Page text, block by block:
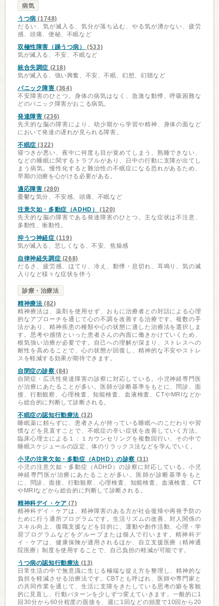
病気
うつ病 (1748)
だるい、気が滅入る、気分が落ち込む、やる気が湧かない、疲労
感、頭痛、便秘、不眠など
双極性障害（躁うつ病）
(533)
気が滅入る、不安、不眠など
統合失調症 (218)
気が滅入る、強い興奮、不安、不眠、幻想、幻聴など
パニック障害 (364)
不安障害のひとつ。身体の病気はなく、急激な動悸、呼吸困難な
どのパニック障害がおこる病気。
発達障害 (236)
先天的な脳の障害により、幼少期から学習や精神、身体の面など
において発達の遅れが見られる障害。
不眠症 (322)
寝つきが悪い、夜中に何度も目が覚めてしまう、熟睡できない、
などの睡眠に関するトラブルがあり、日中の行動に支障が出てし
まう病気。慢性化すると難治性の不眠症になる恐れがあるため、
早期の治療を心がける必要がある。
適応障害 (280)
憂鬱な気分、不安感、頭痛、不眠など
注意欠如・多動症（ADHD）
(120)
先天的な脳の障害である発達障害のひとつ。主な症状は不注意、
多動性、衝動性。
抑うつ神経症 (119)
気が滅入る、悲しくなる、不安、焦燥感
自律神経失調症 (268)
だるさ、疲労感、ほてり、冷え、動悸・息切れ、耳鳴り、気の滅
入りなど様々な症状を伴う
診療・治療法
精神療法 (82)
精神療法は、薬剤を使用せず、おもに治療者との対話による心理
的なアプローチを通じて心の不調を改善する治療です。複数の手
法があり、精神疾患の種類や心の状態に適した治療法を選択しま
す。思考や感情といった患者さんの内面に働きかけていくため、
根気強い治療が必要です。自己への理解が深まり、ストレスへの
耐性を高めることで、心の状態が回復し、精神的な不安やストレ
スを軽減する効果が期待できます。
自閉症の診察 (84)
自閉症・広汎性発達障害の診察に対応している。小児神経専門医
が治療にあたることが多い。医師が診断基準をもとに、問診、面
接、行動観察、心理検査、知能検査、血液検査、CTやMRIなどか
ら総合的に判断して診断される。
不眠症の認知行動療法 (32)
睡眠薬に頼らずに、患者さんが持っている睡眠へのこだわりや習
慣などを見直すことで、不眠症の辛い症状を改善していく方法。
臨床心理士による１：１カウンセリングを複数回行い、その中で
睡眠スケジュールの設定、体のリラックス法などを学んでいく。
小児の注意欠如・多動症（ADHD）の診察 (31)
小児の注意欠如・多動症（ADHD）の診察に対応している。小児
神経専門医が治療にあたることが多い。医師が診断基準をもと
に、問診、面接、行動観察、心理検査、知能検査、血液検査、CT
やMRIなどから総合的に判断して診断される。
精神科デイ・ケア (7)
精神科デイ・ケアは、精神障害のある方が社会復帰や再発予防の
ために行う通所プログラムです。生活リズムの改善、対人関係の
スキル向上、復職支援などを目的に、運動や創作活動、心理・学
習プログラムなどをグループまたは個人で行います。精神科デ
イ・ケアは、健康保険が適用されるほか、自立支援医療（精神通
院医療）制度を使用することで、自己負担の軽減が可能です。
うつ病の認知行動療法 (13)
日常生活の中で無意識に生じる極端な捉え方を整理し、精神的な
負担を軽減させる治療法です。CBTとも呼ばれ、医師や専門家と
の共同作業を通じて、生活に支障をきたしている思考の癖を客観
的に見直し、行動パターンを少しずつ変えていきます。一般的に1
回30分から60分程度の面接を、週に1回などの頻度で10回から20